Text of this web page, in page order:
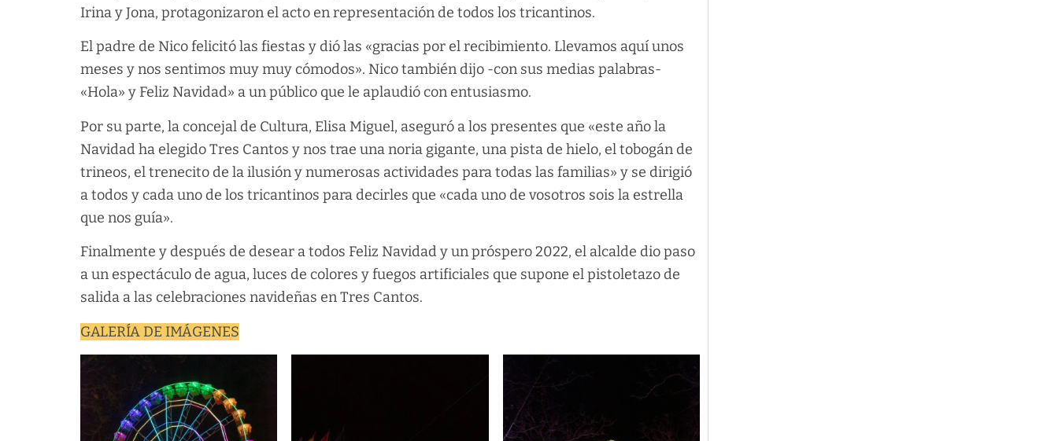
Irina y Jona, protagonizaron el acto en representación de todos los tricantinos.
El padre de Nico felicitó las fiestas y dió las «gracias por el recibimiento. Llevamos aquí unos
meses y nos sentimos muy muy cómodos». Nico también dijo -con sus medias palabras-
«Hola» y Feliz Navidad» a un público que le aplaudió con entusiasmo.
Por su parte, la concejal de Cultura, Elisa Miguel, aseguró a los presentes que «este año la
Navidad ha elegido Tres Cantos y nos trae una noria gigante, una pista de hielo, el tobogán de
trineos, el trenecito de la ilusión y numerosas actividades para todas las familias» y se dirigió
a todos y cada uno de los tricantinos para decirles que «cada uno de vosotros sois la estrella
que nos guía».
Finalmente y después de desear a todos Feliz Navidad y un próspero 2022, el alcalde dio paso
a un espectáculo de agua, luces de colores y fuegos artificiales que supone el pistoletazo de
salida a las celebraciones navideñas en Tres Cantos.
GALERÍA DE IMÁGENES